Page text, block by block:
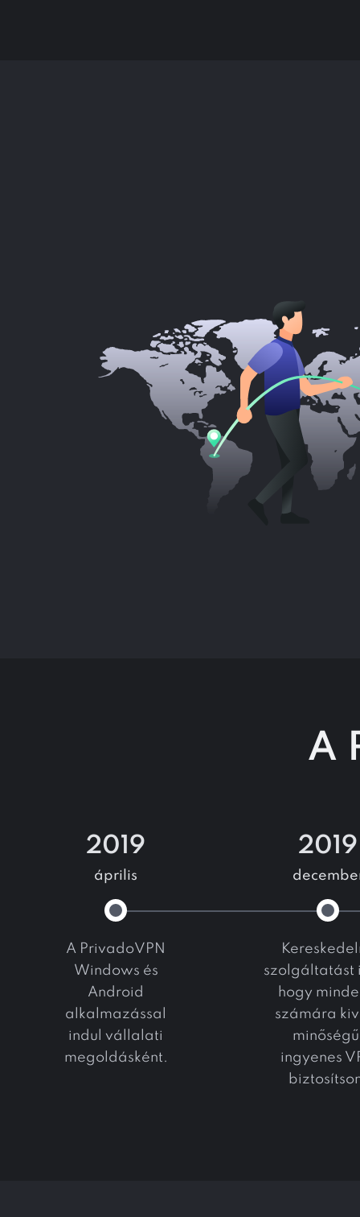
A
2019
április
A PrivadoVPN
Windows és
Android
alkalmazással
indul vállalati
megoldásként.
2019
szolgáltatást
hogy
számára
ingyenes